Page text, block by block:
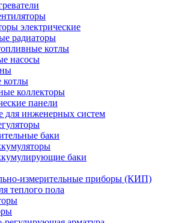
электрические
радиаторы
котлы
насосы
котлы
коллекторы
панели
для инженерных систем
баки
баки
измерительные приборы (КИП)
теплого пола